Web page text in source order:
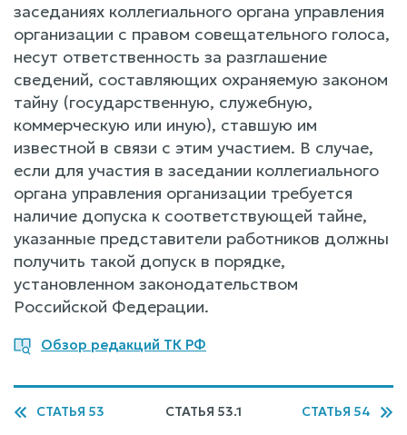
заседаниях коллегиального органа управления
организации с правом совещательного голоса,
несут ответственность за разглашение
сведений, составляющих охраняемую законом
тайну (государственную, служебную,
коммерческую или иную), ставшую им
известной в связи с этим участием. В случае,
если для участия в заседании коллегиального
органа управления организации требуется
наличие допуска к соответствующей тайне,
указанные представители работников должны
получить такой допуск в порядке,
установленном законодательством
Российской Федерации.
Обзор редакций ТК РФ
СТАТЬЯ 53 СТАТЬЯ 53.1 СТАТЬЯ 54